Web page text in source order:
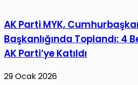
AK Parti MYK,
Başkanlığında Toplandı: 4
AK Parti’ye Katıldı
29 Ocak 2026